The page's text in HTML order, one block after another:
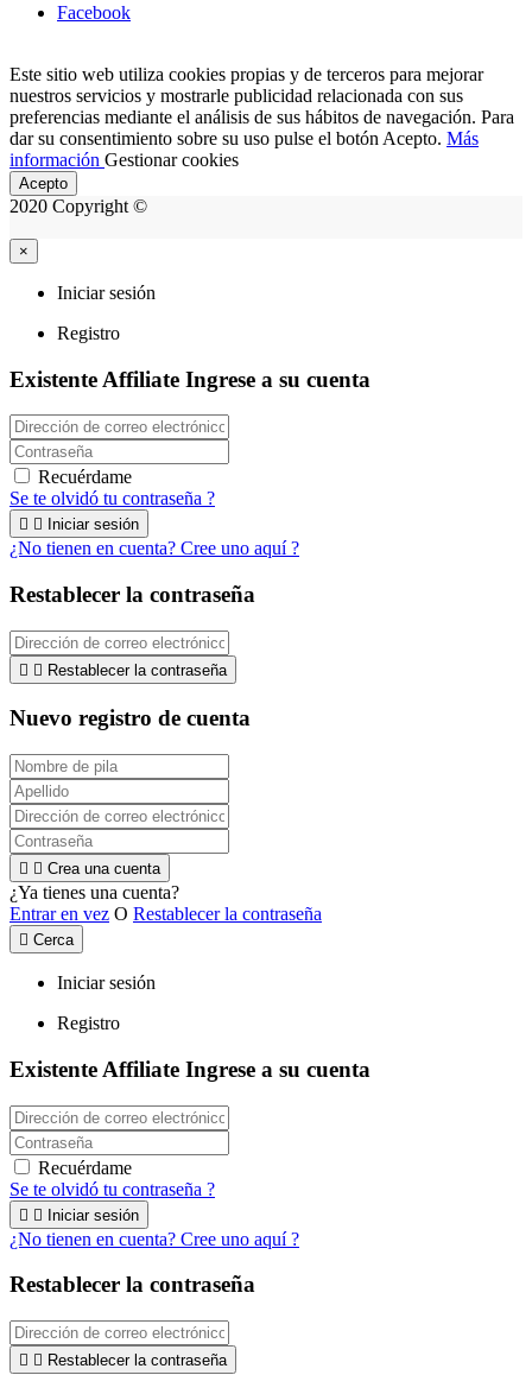
Facebook
Este sitio web utiliza cookies propias y de terceros para mejorar
nuestros servicios y mostrarle publicidad relacionada con sus
preferencias mediante el análisis de sus hábitos de navegación. Para
dar su consentimiento sobre su uso pulse el botón Acepto. Más
información Gestionar cookies
Acepto
2020 Copyright ©
×
Iniciar sesión
Registro
Existente Affiliate Ingrese a su cuenta
Recuérdame
Se te olvidó tu contraseña ?
  Iniciar sesión
¿No tienen en cuenta? Cree uno aquí ?
Restablecer la contraseña
  Restablecer la contraseña
Nuevo registro de cuenta
  Crea una cuenta
¿Ya tienes una cuenta?
Entrar en vez O Restablecer la contraseña
 Cerca
Iniciar sesión
Registro
Existente Affiliate Ingrese a su cuenta
Recuérdame
Se te olvidó tu contraseña ?
  Iniciar sesión
¿No tienen en cuenta? Cree uno aquí ?
Restablecer la contraseña
  Restablecer la contraseña